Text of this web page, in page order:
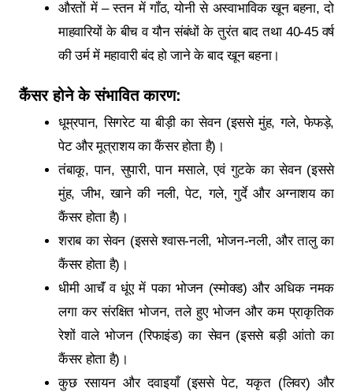
औरतों में – स्तन में गॉंठ, योनी से अस्वाभाविक खून बहना, दो
माहवारियों के बीच व यौन संबंधों के तुरंत बाद तथा 40-45 वर्ष
की उर्म में महावारी बंद हो जाने के बाद खून बहना।
कैंसर होने के संभावित कारण:
धूम्रपान, सिगरेट या बीड़ी का सेवन (इससे मुंह, गले, फेफड़े,
पेट और मूत्राशय का कैंसर होता है)।
तंबाकू, पान, सुपारी, पान मसाले, एवं गुटके का सेवन (इससे
मुंह, जीभ, खाने की नली, पेट, गले, गुर्दे और अग्नाशय का
कैंसर होता है)।
शराब का सेवन (इससे श्वास-नली, भोजन-नली, और तालु का
कैंसर होता है)।
धीमी आचॅं व धूंए में पका भोजन (स्मोक्ड) और अधिक नमक
लगा कर संरक्षित भोजन, तले हुए भोजन और कम प्राकृतिक
रेशों वाले भोजन (रिफाइंड) का सेवन (इससे बड़ी आंतो का
कैंसर होता है)।
कुछ रसायन और दवाइयाँ (इससे पेट, यकृत (लिवर) और